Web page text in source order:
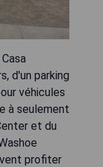
d'un parking
véhicules
à seulement
et du
profiter